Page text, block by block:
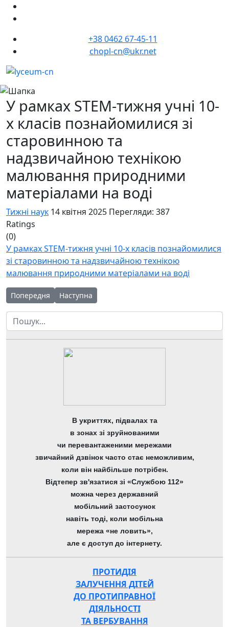
+38 0462 67-45-11
chopl-cn@ukr.net
У рамках STEM-тижня учні 10-
х класів познайомилися зі
старовинною та
надзвичайною технікою
малювання природними
матеріалами на воді
Тижні наук 14 квітня 2025 Перегляди: 387
Ratings
(0)
У рамках STEM-тижня учні 10-х класів познайомилися
зі старовинною та надзвичайною технікою
малювання природними матеріалами на воді
Попередня стаття: Круглий стіл "Упровадження STEM-
Попередня Наступна стаття: STEM-підхід у науково-
Наступна
Пошук
В укриттях, підвалах та
в зонах зі зруйнованими
чи перевантаженими мережами
звичайний дзвінок часто стає неможливим,
коли він найбільше потрібен.
Відтепер зв'язатися зі «Службою 112»
можна через державний
мобільний застосунок
навіть тоді, коли мобільна
мережа «не ловить»,
але є доступ до інтернету.
ПРОТИДІЯ
ЗАЛУЧЕННЯ ДІТЕЙ
ДО ПРОТИПРАВНОЇ
ДІЯЛЬНОСТІ
ТА ВЕРБУВАННЯ